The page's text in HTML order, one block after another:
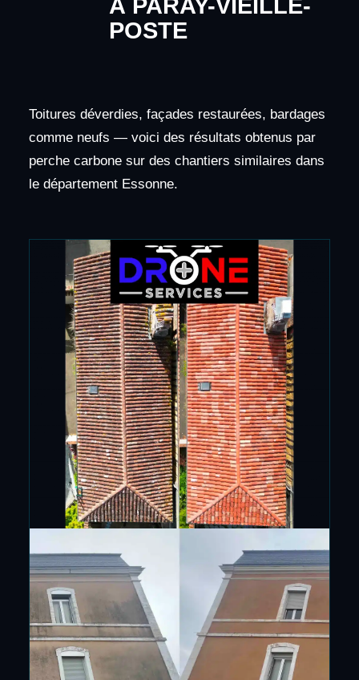
À PARAY-VIEILLE-
POSTE
Toitures déverdies, façades restaurées, bardages
comme neufs — voici des résultats obtenus par
perche carbone sur des chantiers similaires dans
le département Essonne.